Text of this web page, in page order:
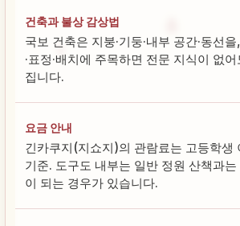
건축과 불상 감상법
국보 건축은 지붕·기둥·내부 공간·동선
·표정·배치에 주목하면 전문 지식이 없
집니다.
요금 안내
긴카쿠지(지쇼지)의 관람료는 고등학생
기준. 도구도 내부는 일반 정원 산책과
이 되는 경우가 있습니다.